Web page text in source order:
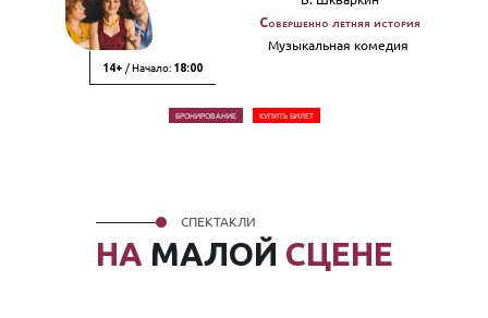
14+ / Начало: 18:00
Совершенно летняя история
Музыкальная комедия
БРОНИРОВАНИЕ КУПИТЬ БИЛЕТ
НА МАЛОЙ СЦЕНЕ
СПЕКТАКЛИ